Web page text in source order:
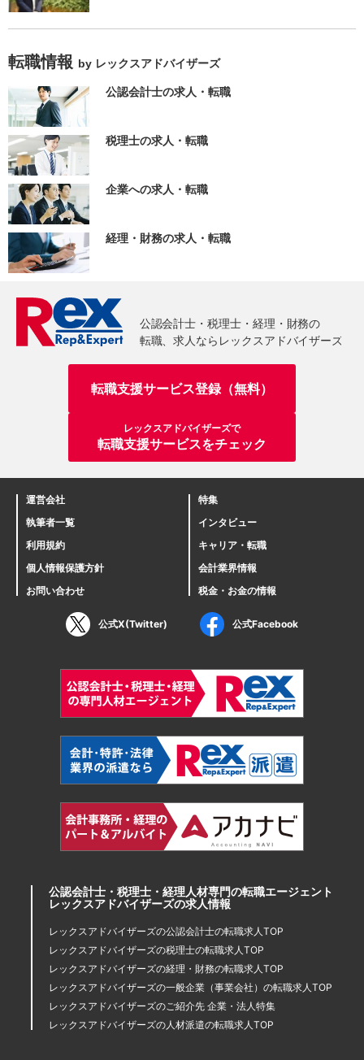
転職情報 by レックスアドバイザーズ
公認会計士の求人・転職
税理士の求人・転職
企業への求人・転職
経理・財務の求人・転職
転職支援サービス登録（無料）
レックスアドバイザーズで
転職支援サービスをチェック
運営会社
執筆者一覧
利用規約
個人情報保護方針
お問い合わせ
特集
インタビュー
キャリア・転職
会計業界情報
税金・お金の情報
公式X(Twitter) 公式Facebook
公認会計士・税理士・経理人材専門の転職エージェント
レックスアドバイザーズの求人情報
レックスアドバイザーズの公認会計士の転職求人TOP
レックスアドバイザーズの税理士の転職求人TOP
レックスアドバイザーズの経理・財務の転職求人TOP
レックスアドバイザーズの一般企業（事業会社）の転職求人TOP
レックスアドバイザーズのご紹介先 企業・法人特集
レックスアドバイザーズの人材派遣の転職求人TOP